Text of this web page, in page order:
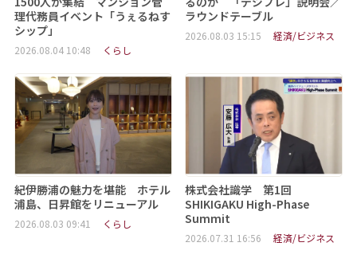
理代務員イベント「うぇるねす
シップ」
2026.08.04 10:48 くらし
ラウンドテーブル
2026.08.03 15:15 経済/ビジネス
紀伊勝浦の魅力を堪能 ホテル
浦島、日昇館をリニューアル
2026.08.03 09:41 くらし
株式会社識学 第1回
SHIKIGAKU High-Phase
Summit
2026.07.31 16:56 経済/ビジネス